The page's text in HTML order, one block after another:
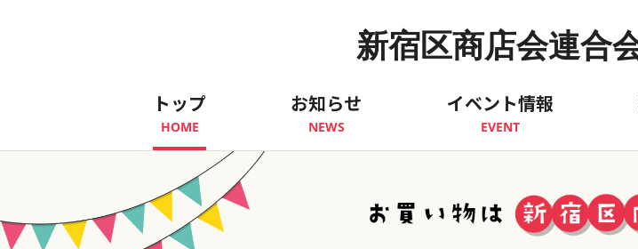
新宿区商店会連合
トップ
HOME
お知らせ
NEWS
イベント情報
EVENT